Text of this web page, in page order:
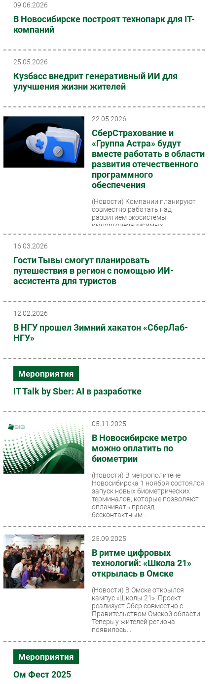
Проекты
IT класс
09.06.2026
В Новосибирске построят технопарк для IT-
компаний
25.05.2026
Кузбасс внедрит генеративный ИИ для
улучшения жизни жителей
22.05.2026
СберСтрахование и
«Группа Астра» будут
вместе работать в области
развития отечественного
программного
обеспечения
(Новости) Компании планируют
совместно работать над
развитием экосистемы
импортонезависимых
программных продуктов, а также
16.03.2026
Гости Тывы смогут планировать
путешествия в регион с помощью ИИ-
ассистента для туристов
12.02.2026
В НГУ прошел Зимний хакатон «СберЛаб-
НГУ»
Мероприятия
IT Talk by Sber: AI в разработке
05.11.2025
В Новосибирске метро
можно оплатить по
биометрии
(Новости) В метрополитене
Новосибирска 1 ноября состоялся
запуск новых биометрических
терминалов, которые позволяют
оплачивать проезд
бесконтактным...
25.09.2025
В ритме цифровых
технологий: «Школа 21»
открылась в Омске
(Новости) В Омске открылся
кампус «Школы 21». Проект
реализует Сбер совместно с
Правительством Омской области.
Теперь у жителей региона
появилось...
Мероприятия
Ом Фест 2025